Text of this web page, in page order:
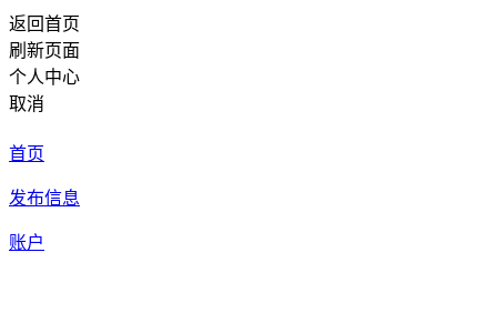
返回首页
刷新页面
个人中心
取消
首页
发布信息
账户